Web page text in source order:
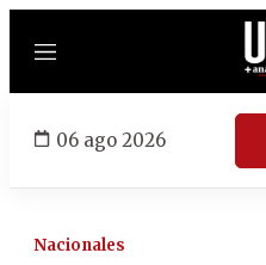
Menú
06 ago 2026
Nacionales